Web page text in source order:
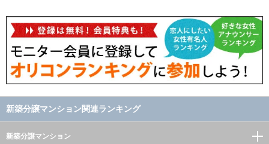
新築分譲マンション関連ランキング
新築分譲マンション